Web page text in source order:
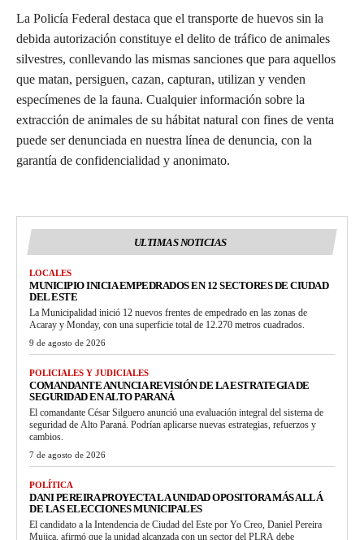
La Policía Federal destaca que el transporte de huevos sin la
debida autorización constituye el delito de tráfico de animales
silvestres, conllevando las mismas sanciones que para aquellos
que matan, persiguen, cazan, capturan, utilizan y venden
especímenes de la fauna. Cualquier información sobre la
extracción de animales de su hábitat natural con fines de venta
puede ser denunciada en nuestra línea de denuncia, con la
garantía de confidencialidad y anonimato.
ULTIMAS NOTICIAS
LOCALES
MUNICIPIO INICIA EMPEDRADOS EN 12 SECTORES DE CIUDAD
DEL ESTE
La Municipalidad inició 12 nuevos frentes de empedrado en las zonas de
Acaray y Monday, con una superficie total de 12.270 metros cuadrados.
9 de agosto de 2026
POLICIALES Y JUDICIALES
COMANDANTE ANUNCIA REVISIÓN DE LA ESTRATEGIA DE
SEGURIDAD EN ALTO PARANÁ
El comandante César Silguero anunció una evaluación integral del sistema de
seguridad de Alto Paraná. Podrían aplicarse nuevas estrategias, refuerzos y
cambios.
7 de agosto de 2026
POLÍTICA
DANI PEREIRA PROYECTA LA UNIDAD OPOSITORA MÁS ALLÁ
DE LAS ELECCIONES MUNICIPALES
El candidato a la Intendencia de Ciudad del Este por Yo Creo, Daniel Pereira
Mujica, afirmó que la unidad alcanzada con un sector del PLRA debe